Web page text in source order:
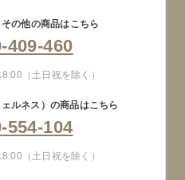
の他の商品はこちら
409-460
（土日祝を除く）
ルネス）の商品はこちら
554-104
（土日祝を除く）